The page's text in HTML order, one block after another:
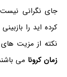
جای نگرانی
کرده اید را
نکته از مزیت
زمان کرونامی